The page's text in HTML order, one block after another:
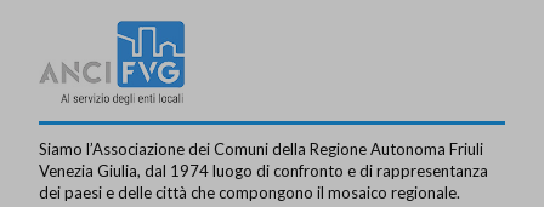
Siamo l’Associazione dei Comuni della Regione Autonoma Friuli
Venezia Giulia, dal 1974 luogo di confronto e di rappresentanza
dei paesi e delle città che compongono il mosaico regionale.